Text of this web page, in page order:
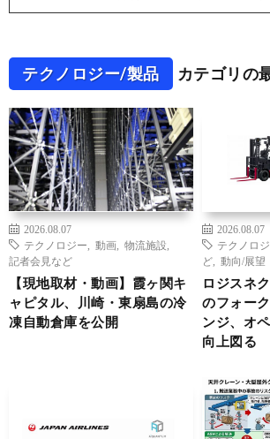
テクノロジー/製品 カテゴリの
2026.08.07
テクノロジー
動画 物流施設
記者会見など
【現地取材・動画】霞ヶ関キ
ャピタル、川崎・東扇島の冷
凍自動倉庫を公開
2026.08.07
テクノロ
ど
動向/展望
ロジスネ
のフォー
ンジ、オ
向上図る